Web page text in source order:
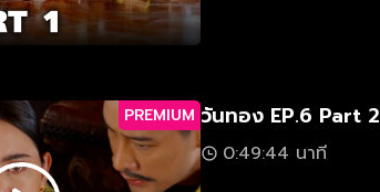
PREMIUM วันทอง EP.6 Part 2
0:49:44 นาที